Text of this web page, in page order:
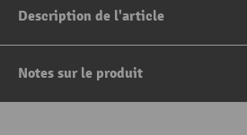
Description de l'article
Notes sur le produit